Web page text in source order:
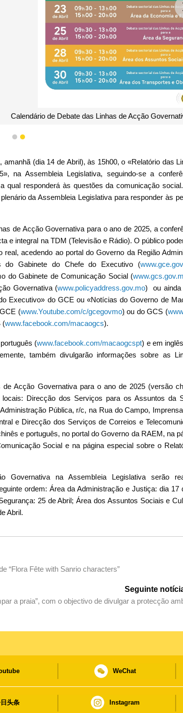
de Acção Governativa para o ano de 2025
1 2
(dia 14 de Abril), às 15h00, o «Relatório das
na Assembleia Legislativa, seguindo-se a
qual responderá às questões da comunicação
da Assembleia Legislativa para responder às
de Acção Governativa para o ano de 2025, a
e integral na TDM (Televisão e Rádio). O público
acedendo ao portal do Governo da Região
do Gabinete do Chefe do Executivo (
do Gabinete de Comunicação Social (
Governativa (www.policyaddress.gov.mo) ou ainda
Executivo» do GCE ou «Notícias do Governo de
(www.Youtube.com/c/gcegovmo) ou do GCS (
(www.facebook.com/macaogcs).
(www.facebook.com/macaogcspt) e em
também divulgarão informações sobre as
Acção Governativa para o ano de 2025 (versão
Direcção dos Serviços para os Assuntos da
Pública, r/c, na Rua do Campo,
e Direcção dos Serviços de Correios e
e português, no portal do Governo da RAEM, na
Social e na página especial sobre o
na Assembleia Legislativa serão
ordem: Área da Administração e Justiça: dia 17
25 de Abril; Área dos Assuntos Sociais e
Abril.
“Flora Fête with Sanrio characters”
Seguinte
a praia”, com o objectivo de divulgar a protecção
WeChat
头条 Instagram